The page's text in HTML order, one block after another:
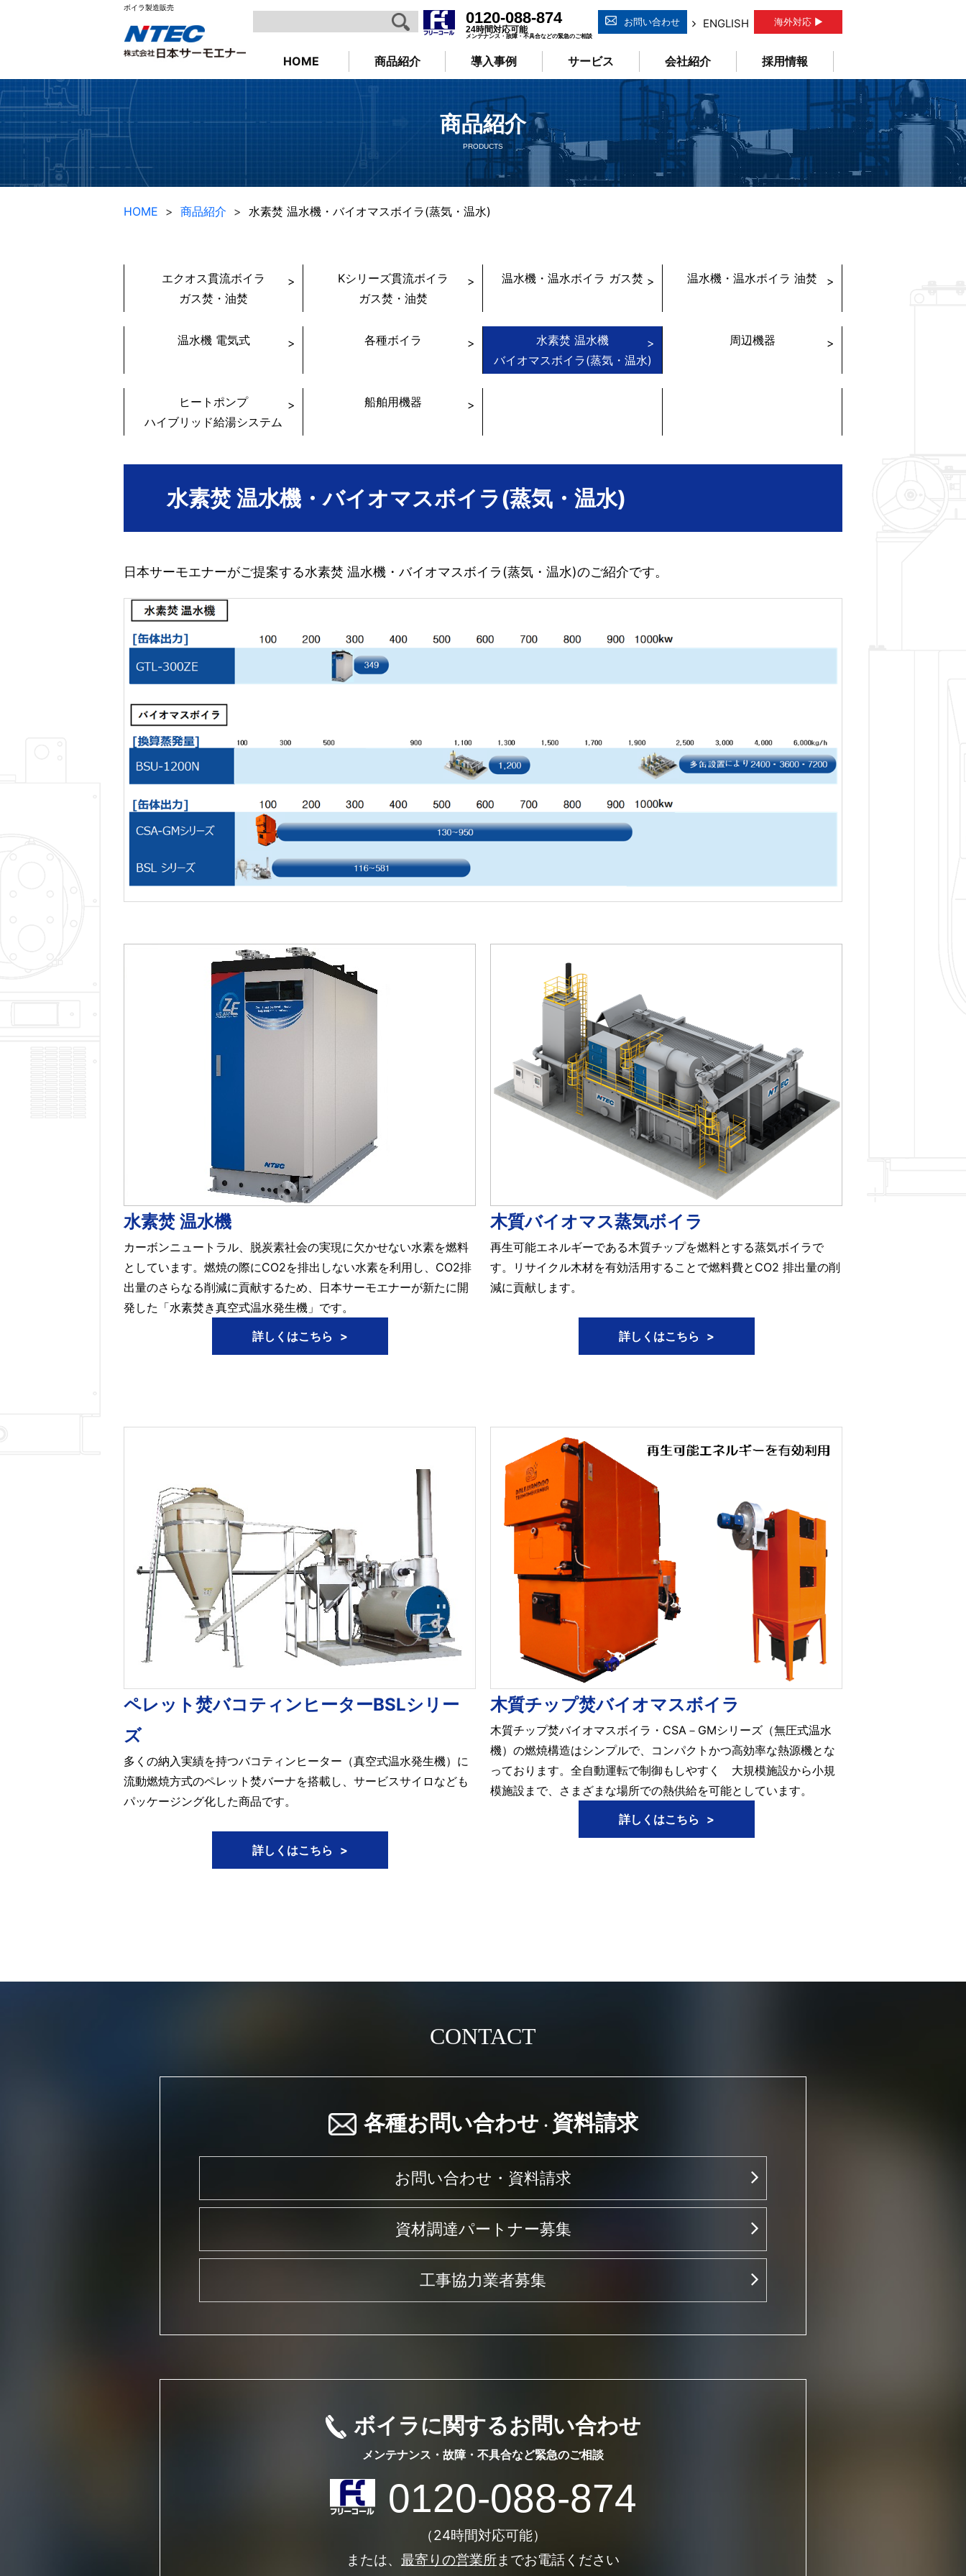
ボイラ製造販売
0120-088-874
24時間対応可能
メンテナンス・故障・不具合などの緊急のご相談
お問い合わせ ENGLISH 海外対応 ▶
HOME 商品紹介 導入事例 サービス 会社紹介 採用情報
商品紹介
PRODUCTS
HOME 商品紹介 水素焚 温水機・バイオマスボイラ(蒸気・温水)
エクオス貫流ボイラ
ガス焚・油焚
Kシリーズ貫流ボイラ
ガス焚・油焚
温水機・温水ボイラ ガス焚 温水機・温水ボイラ 油焚
温水機 電気式 各種ボイラ
水素焚 温水機
バイオマスボイラ(蒸気・温水)
周辺機器
ヒートポンプ
ハイブリッド給湯システム
船舶用機器
水素焚 温水機・バイオマスボイラ(蒸気・温水)
日本サーモエナーがご提案する水素焚 温水機・バイオマスボイラ(蒸気・温水)のご紹介です。
水素焚 温水機
カーボンニュートラル、脱炭素社会の実現に欠かせない水素を燃料
としています。燃焼の際にCO2を排出しない水素を利用し、CO2排
出量のさらなる削減に貢献するため、日本サーモエナーが新たに開
発した「水素焚き真空式温水発生機」です。
詳しくはこちら
木質バイオマス蒸気ボイラ
再生可能エネルギーである木質チップを燃料とする蒸気ボイラで
す。リサイクル木材を有効活用することで燃料費とCO2 排出量の削
減に貢献します。
詳しくはこちら
ペレット焚バコティンヒーターBSLシリー
ズ
多くの納入実績を持つバコティンヒーター（真空式温水発生機）に
流動燃焼方式のペレット焚バーナを搭載し、サービスサイロなども
パッケージング化した商品です。
詳しくはこちら
木質チップ焚バイオマスボイラ
木質チップ焚バイオマスボイラ・CSA－GMシリーズ（無圧式温水
機）の燃焼構造はシンプルで、コンパクトかつ高効率な熱源機とな
っております。全自動運転で制御もしやすく 大規模施設から小規
模施設まで、さまざまな場所での熱供給を可能としています。
詳しくはこちら
CONTACT
各種お問い合わせ ・ 資料請求
お問い合わせ・資料請求
資材調達パートナー募集
工事協力業者募集
ボイラに関するお問い合わせ
メンテナンス・故障・不具合など緊急のご相談
0120-088-874
（24時間対応可能）
または、 最寄りの営業所までお電話ください